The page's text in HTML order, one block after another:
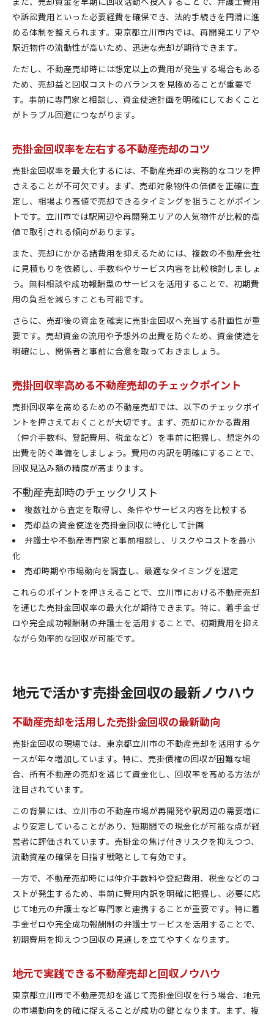
や訴訟費用といった必要経費を確保でき、法的手続きを円滑に進
める体制を整えられます。東京都立川市内では、再開発エリアや
駅近物件の流動性が高いため、迅速な売却が期待できます。
ただし、不動産売却時には想定以上の費用が発生する場合もある
ため、売却益と回収コストのバランスを見極めることが重要で
す。事前に専門家と相談し、資金使途計画を明確にしておくこと
がトラブル回避につながります。
売掛金回収率を左右する不動産売却のコツ
売掛金回収率を最大化するには、不動産売却の実務的なコツを押
さえることが不可欠です。まず、売却対象物件の価値を正確に査
定し、相場より高値で売却できるタイミングを狙うことがポイン
トです。立川市では駅周辺や再開発エリアの人気物件が比較的高
値で取引される傾向があります。
また、売却にかかる諸費用を抑えるためには、複数の不動産会社
に見積もりを依頼し、手数料やサービス内容を比較検討しましょ
う。無料相談や成功報酬型のサービスを活用することで、初期費
用の負担を減らすことも可能です。
さらに、売却後の資金を確実に売掛金回収へ充当する計画性が重
要です。売却資金の流用や予想外の出費を防ぐため、資金使途を
明確にし、関係者と事前に合意を取っておきましょう。
売掛回収率高める不動産売却のチェックポイント
売掛回収率を高めるための不動産売却では、以下のチェックポイ
ントを押さえておくことが大切です。まず、売却にかかる費用
（仲介手数料、登記費用、税金など）を事前に把握し、想定外の
出費を防ぐ準備をしましょう。費用の内訳を明確にすることで、
回収見込み額の精度が高まります。
不動産売却時のチェックリスト
複数社から査定を取得し、条件やサービス内容を比較する
売却益の資金使途を売掛金回収に特化して計画
弁護士や不動産専門家と事前相談し、リスクやコストを最小
化
売却時期や市場動向を調査し、最適なタイミングを選定
これらのポイントを押さえることで、立川市における不動産売却
を通じた売掛金回収率の最大化が期待できます。特に、着手金ゼ
ロや完全成功報酬制の弁護士を活用することで、初期費用を抑え
ながら効率的な回収が可能です。
地元で活かす売掛金回収の最新ノウハウ
不動産売却を活用した売掛金回収の最新動向
売掛金回収の現場では、東京都立川市の不動産売却を活用するケ
ースが年々増加しています。特に、売掛債権の回収が困難な場
合、所有不動産の売却を通じて資金化し、回収率を高める方法が
注目されています。
この背景には、立川市の不動産市場が再開発や駅周辺の需要増に
より安定していることがあり、短期間での現金化が可能な点が経
営者に評価されています。売掛金の焦げ付きリスクを抑えつつ、
流動資産の確保を目指す戦略として有効です。
一方で、不動産売却時には仲介手数料や登記費用、税金などのコ
ストが発生するため、事前に費用内訳を明確に把握し、必要に応
じて地元の弁護士など専門家と連携することが重要です。特に着
手金ゼロや完全成功報酬制の弁護士サービスを活用することで、
初期費用を抑えつつ回収の見通しを立てやすくなります。
地元で実践できる不動産売却と回収ノウハウ
東京都立川市で不動産売却を通じて売掛金回収を行う場合、地元
の市場動向を的確に捉えることが成功の鍵となります。まず、複